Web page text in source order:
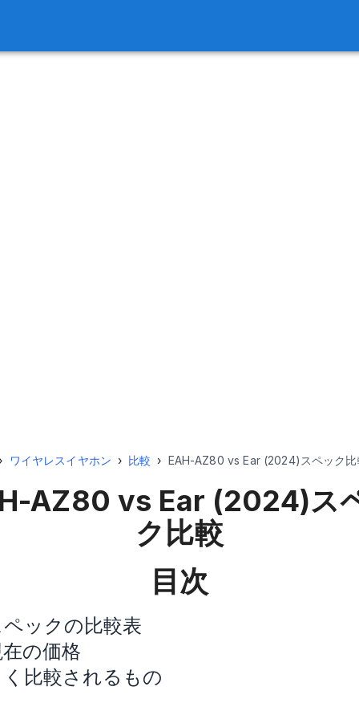
ワイヤレスイヤホン › 比較 › EAH-AZ80 vs Ear (2024)スペック比
AZ80 vs Ear (2024)ス
ク比較
目次
ペックの比較表
の価格
く比較されるもの